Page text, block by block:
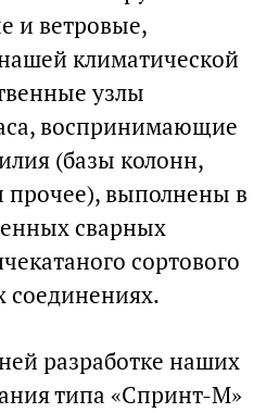
и ветровые,
климатической
узлы
воспринимающие
(базы колонн,
прочее), выполнены в
сварных
сортового
соединениях.
разработке наших
типа «Спринт-М»